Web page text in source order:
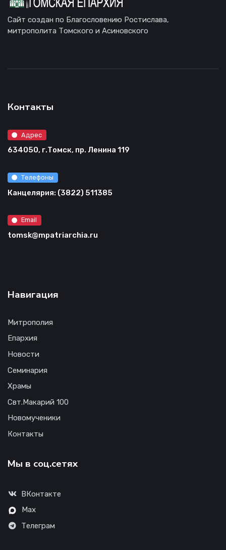
Сайт создан по Благословению Ростислава,
митрополита Томского и Асиновского
Контакты
Адрес
634050, г.Томск, пр. Ленина 119
Телефоны
Канцелярия: (3822) 511385
Email
tomsk@mpatriarchia.ru
Навигация
Митрополия
Епархия
Новости
Семинария
Храмы
Свт.Макарий 100
Новомученики
Контакты
Мы в соц.сетях
ВКонтакте
Max
Телеграм